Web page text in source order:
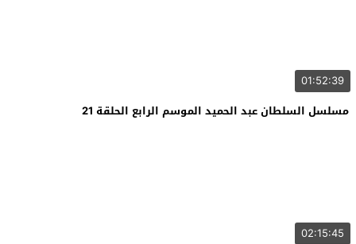
01:52:39
مسلسل السلطان عبد الحميد الموسم الرابع الحلقة 21
02:15:45